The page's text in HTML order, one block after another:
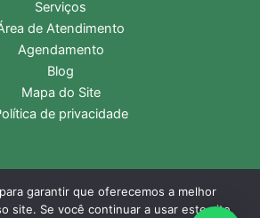
Serviços
de Atendimento
Agendamento
Blog
Mapa do Site
de privacidade
Técnica Lofra | Central de
garantir que oferecemos a melhor
site. Se você continuar a usar este site,